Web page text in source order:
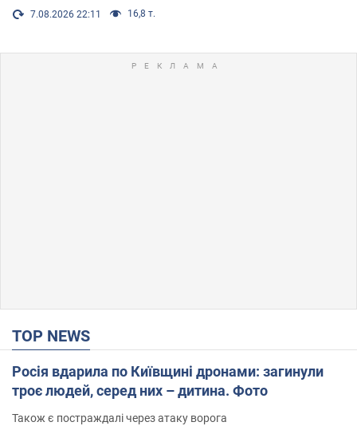
7.08.2026 22:11 16,8 т.
TOP NEWS
Росія вдарила по Київщині дронами: загинули
троє людей, серед них – дитина. Фото
Також є постраждалі через атаку ворога